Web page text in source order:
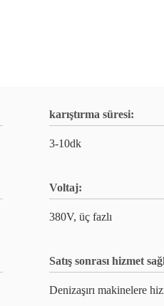
karıştırma süresi:
3-10dk
Voltaj:
380V, üç fazlı
Satış sonrası hizmet
Denizaşırı makinelere